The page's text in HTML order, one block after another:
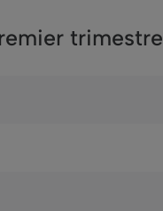
trimestre